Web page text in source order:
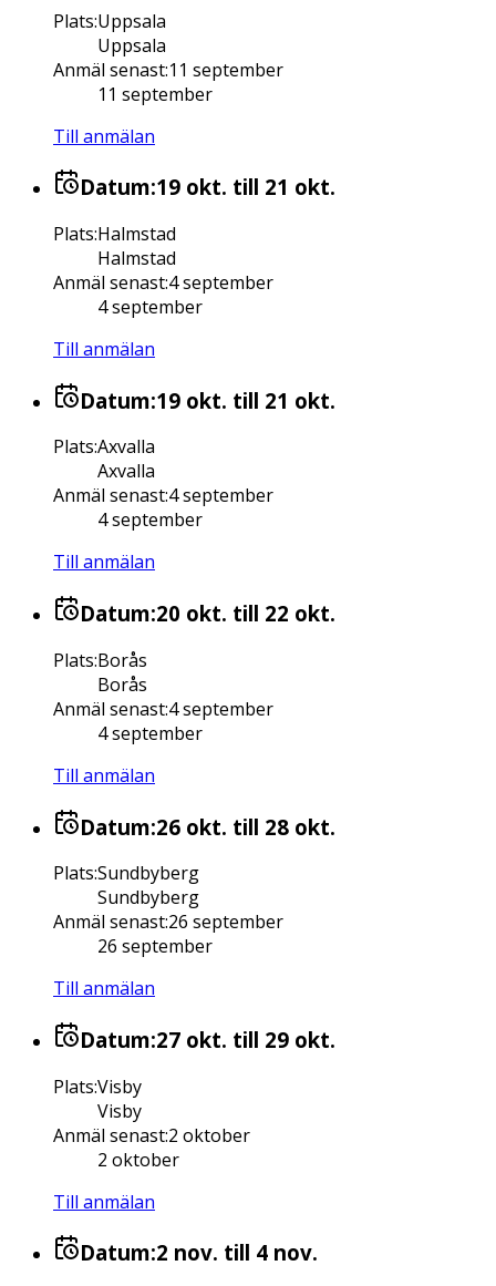
Plats:Uppsala
Uppsala
Anmäl senast:11 september
11 september
Till anmälan
Datum:19 okt. till 21 okt.
Plats:Halmstad
Halmstad
Anmäl senast:4 september
4 september
Till anmälan
Datum:19 okt. till 21 okt.
Plats:Axvalla
Axvalla
Anmäl senast:4 september
4 september
Till anmälan
Datum:20 okt. till 22 okt.
Plats:Borås
Borås
Anmäl senast:4 september
4 september
Till anmälan
Datum:26 okt. till 28 okt.
Plats:Sundbyberg
Sundbyberg
Anmäl senast:26 september
26 september
Till anmälan
Datum:27 okt. till 29 okt.
Plats:Visby
Visby
Anmäl senast:2 oktober
2 oktober
Till anmälan
Datum:2 nov. till 4 nov.